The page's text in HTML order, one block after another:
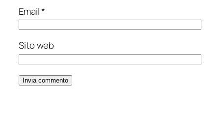
Email*
Sito web